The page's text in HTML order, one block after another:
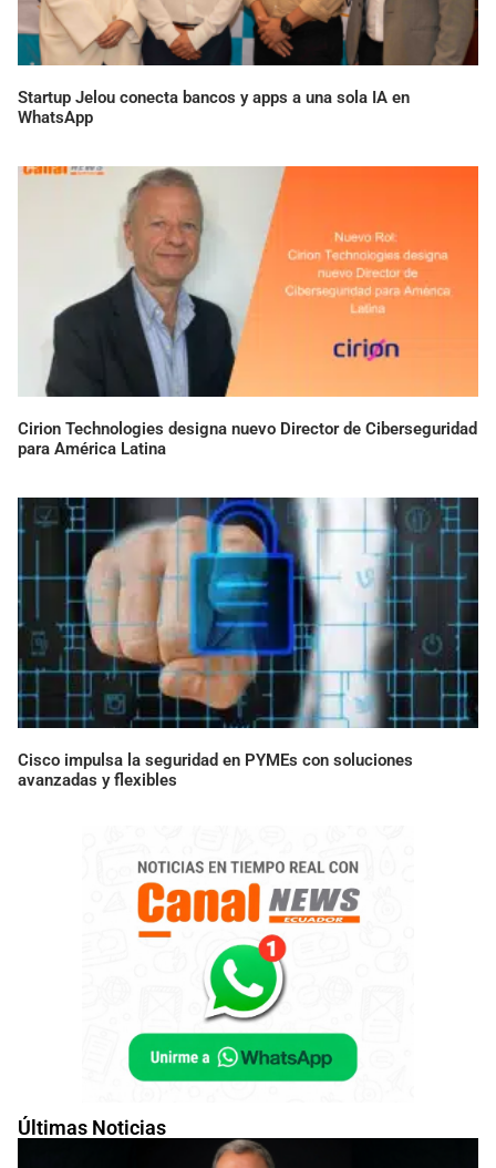
Últimas Noticias
Startup Jelou conecta bancos y apps a una sola IA en
WhatsApp
Cirion Technologies designa nuevo Director de Ciberseguridad
para América Latina
Cisco impulsa la seguridad en PYMEs con soluciones
avanzadas y flexibles